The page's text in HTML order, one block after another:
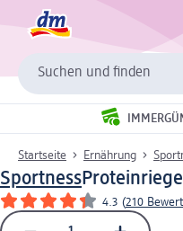
Suchen und finden
Startseite Ernährung
Sportness
4.3 (210